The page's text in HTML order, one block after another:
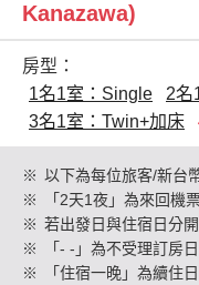
創造旅遊
Kanazawa)
房型：
1名1室：Single
2名
3名1室：Twin+加床
※ 以下為每位旅客/新台
※
「2天1夜」為來回機
※ 若出發日與住宿日分
※
「- -」為不受理訂房
※
「住宿一晚」為續住